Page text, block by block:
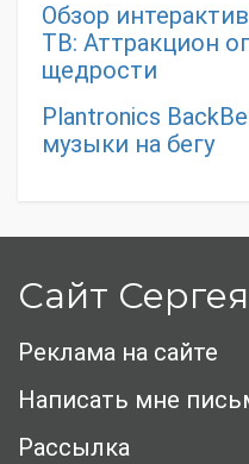
Обзор
ТВ: Аттракцион
щедрости
Plantronics
музыки на бегу
Сайт
Реклама на сайте
Написать мне
Рассылка